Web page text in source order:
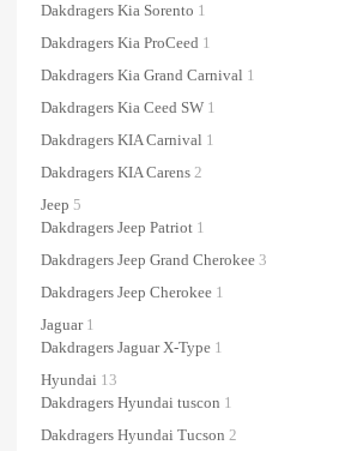
Dakdragers Kia Sorento 1
Dakdragers Kia ProCeed 1
Dakdragers Kia Grand Carnival 1
Dakdragers Kia Ceed SW 1
Dakdragers KIA Carnival 1
Dakdragers KIA Carens 2
Jeep 5
Dakdragers Jeep Patriot 1
Dakdragers Jeep Grand Cherokee 3
Dakdragers Jeep Cherokee 1
Jaguar 1
Dakdragers Jaguar X-Type 1
Hyundai 13
Dakdragers Hyundai tuscon 1
Dakdragers Hyundai Tucson 2